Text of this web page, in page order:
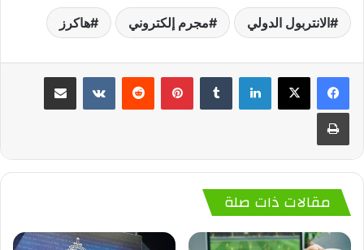
الانتربول الدولي مجرم إلكتروني هاكرز
لينكدإن بينتيريست
مقالات ذات صلة